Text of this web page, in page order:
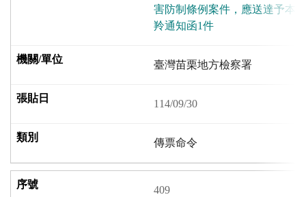
害防制條例案件，應送達予本
羚通知函1件
臺灣苗栗地方檢察署
114/09/30
傳票命令
409